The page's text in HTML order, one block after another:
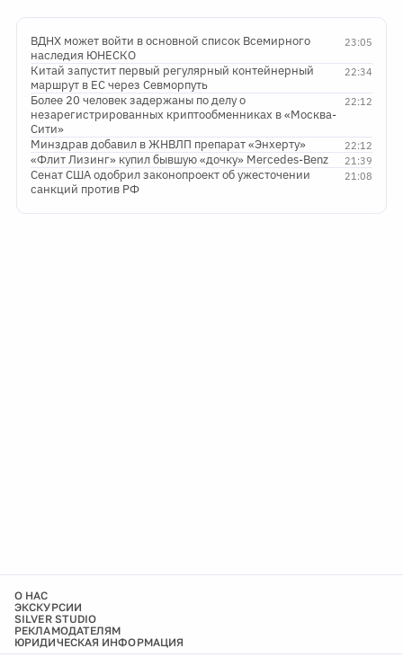
23:05
ВДНХ может войти в основной список Всемирного
наследия ЮНЕСКО
22:34
Китай запустит первый регулярный контейнерный
маршрут в ЕС через Севморпуть
22:12
Более 20 человек задержаны по делу о
незарегистрированных криптообменниках в «Москва-
Сити»
22:12
Минздрав добавил в ЖНВЛП препарат «Энхерту»
21:39
«Флит Лизинг» купил бывшую «дочку» Mercedes-Benz
21:08
Сенат США одобрил законопроект об ужесточении
санкций против РФ
О НАС
ЭКСКУРСИИ
SILVER STUDIO
РЕКЛАМОДАТЕЛЯМ
ЮРИДИЧЕСКАЯ ИНФОРМАЦИЯ